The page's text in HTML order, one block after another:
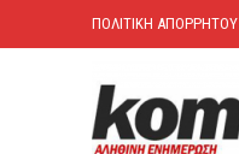
ΠΟΛΙΤΙΚΗ ΑΠΟΡΡΗΤΟΥ